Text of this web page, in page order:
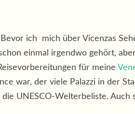
Bevor ich mich über Vicenzas
einmal irgendwo gehört,
für meine
war, der viele Palazzi in der
UNESCO-Welterbeliste.